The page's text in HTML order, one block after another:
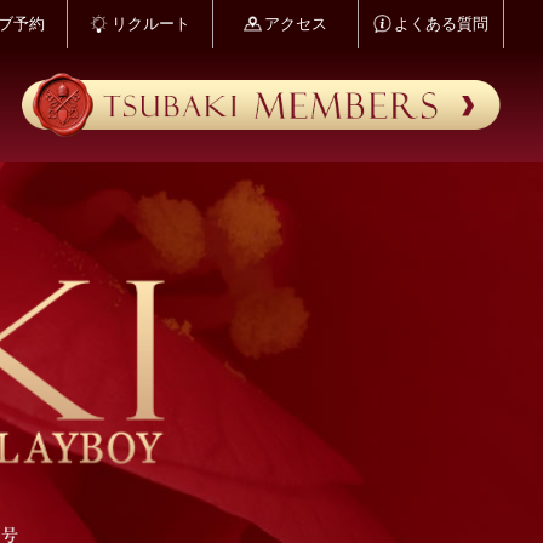
予約 リクルート アクセス よくある質問